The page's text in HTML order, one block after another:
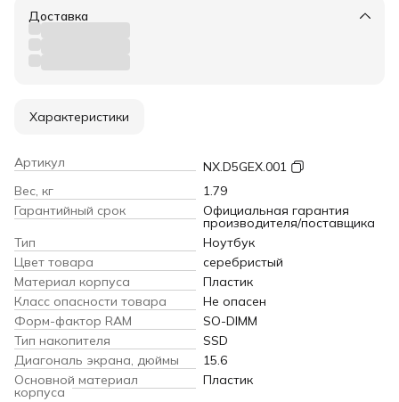
Доставка
Характеристики
Артикул
NX.D5GEX.001
Вес, кг
1.79
Гарантийный срок
Официальная гарантия
производителя/поставщика
Тип
Ноутбук
Цвет товара
серебристый
Материал корпуса
Пластик
Класс опасности товара
Не опасен
Форм-фактор RAM
SO-DIMM
Тип накопителя
SSD
Диагональ экрана, дюймы
15.6
Основной материал
корпуса
Пластик